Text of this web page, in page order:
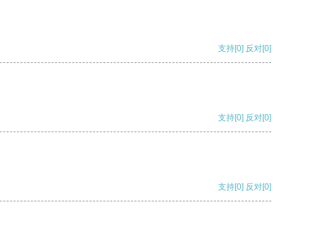
支持[0] 反对[0]
支持[0] 反对[0]
支持[0] 反对[0]